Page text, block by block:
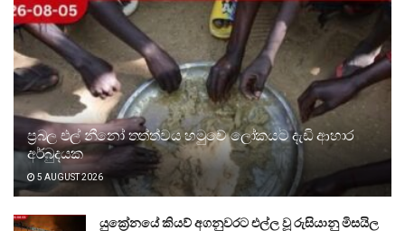
ප්‍රබල එල් නීනෝ තත්ත්වය හමුවේ ලෝකයට දැඩි ආහාර
අර්බුදයක
5 AUGUST 2026
යුක්‍රේනයේ කියව් අගනුවරට එල්ල වූ රුසියානු මිසයිල